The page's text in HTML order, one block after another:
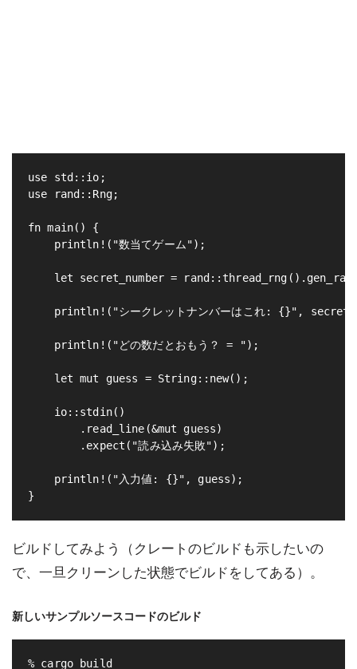
use std::io;
use rand::Rng;
fn main() {
    println!("数当てゲーム");
let secret_number =
println!("シークレットナンバーはこれ: {}",
    println!("どの数だとおもう？ = ");
    let mut guess = String::new();
    io::stdin()
        .read_line(&mut guess)
        .expect("読み込み失敗");
    println!("入力値: {}", guess);
ビルドしてみよう（クレートのビルドも示したいの
で、一旦クリーンした状態でビルドをしてある）。
新しいサンプルソースコードのビルド
% cargo build